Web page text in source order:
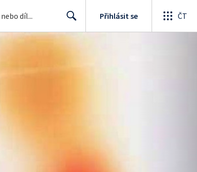
Search
Přihlásit se ČT